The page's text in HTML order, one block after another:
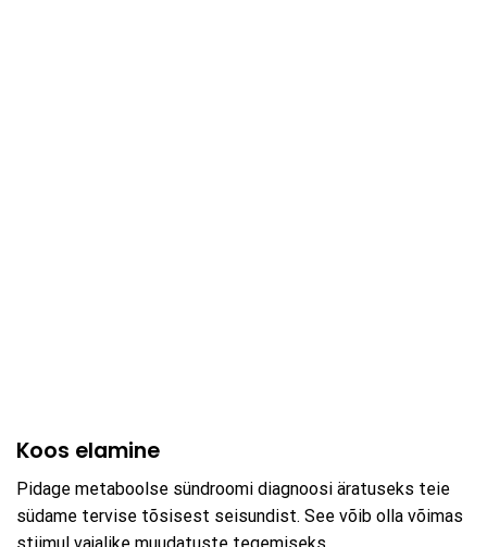
Koos elamine
Pidage metaboolse sündroomi diagnoosi äratuseks teie
südame tervise tõsisest seisundist. See võib olla võimas
stiimul vajalike muudatuste tegemiseks.